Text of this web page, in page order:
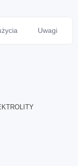
Uwagi